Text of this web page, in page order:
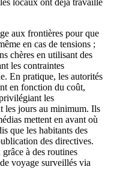
locaux ont déjà travaillé
aux frontières pour que
en cas de tensions ;
chères en utilisant des
les contraintes
En pratique, les autorités
en fonction du coût,
les
les jours au minimum. Ils
mettent en avant où
que les habitants des
des directives.
à des routines
voyage surveillés via